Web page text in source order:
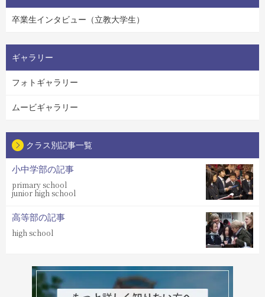
卒業生インタビュー（立教大学生）
ギャラリー
フォトギャラリー
ムービギャラリー
クラス別記事一覧
小中学部の記事
primary school
junior high school
高等部の記事
high school